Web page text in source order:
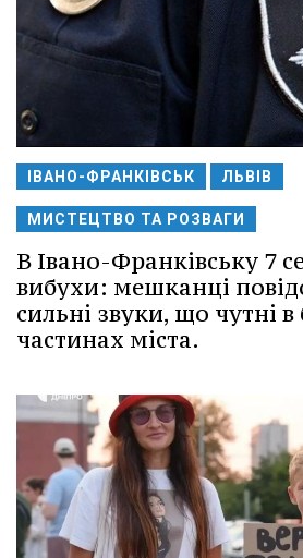
ІВАНО-ФРАНКІВСЬК ЛЬВІВ
МИСТЕЦТВО ТА РОЗВАГИ
В Івано-Франківську 7
вибухи: мешканці
сильні звуки, що чутні в
частинах міста.